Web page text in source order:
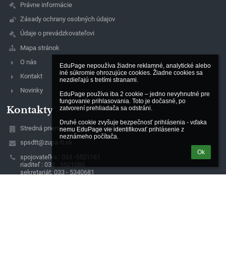
EduPage nepoužíva žiadne reklamné, analytické alebo
iné súkromie ohrozujúce cookies. Žiadne cookies sa
nezdieľajú s tretími stranami.
EduPage používa iba 2 cookie – jedno nevyhnutné pre
fungovanie prihlasovania. Toto je dočasné, po
zatvorení prehliadača sa odstráni.
Druhé cookie zvyšuje bezpečnosť prihlásenia - vďaka
nemu EduPage vie identifikovať prihlásenie z
neznámeho počítača.
Ok
Právne informácie
Zásady ochrany osobných údajov
Údaje o prevádzkovateľovi
Mapa stránok
O nás
Kontakt
Novinky
Kontakty
Stredná priemyselná škola dopravná
spsdtt@zupa-tt.sk
spojovateľka : 033 -5521161
riaditeľ : 033 - 5521085
sekretariát: 033 - 5340681